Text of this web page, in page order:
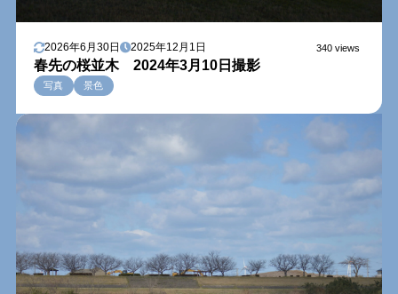
2026年6月30日 2025年12月1日 340 views
春先の桜並木 2024年3月10日撮影
写真 景色